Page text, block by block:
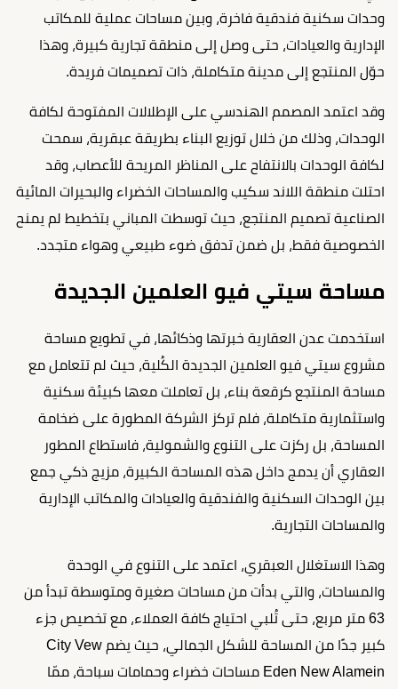
وحدات سكنية فندقية فاخرة، وبين مساحات عملية للمكاتب
الإدارية والعيادات، حتى وصل إلى منطقة تجارية كبيرة، وهذا
حوّل المنتجع إلى مدينة متكاملة، ذات تصميمات فريدة.
وقد اعتمد المصمم الهندسي على الإطلالات المفتوحة لكافة
الوحدات، وذلك من خلال توزيع البناء بطريقة عبقرية، سمحت
لكافة الوحدات بالانتفاح على المناظر المريحة للأعصاب، وقد
احتلت منطقة اللاند سكيب والمساحات الخضراء والبحيرات المائية
الصناعية تصميم المنتجع، حيث توسطت المباني بتخطيط لم يمنح
الخصوصية فقط، بل ضمن تدفق ضوء طبيعي وهواء متجدد.
مساحة سيتي فيو العلمين الجديدة
استخدمت عدن العقارية خبرتها وذكائها، في تطويع مساحة
مشروع سيتي فيو العلمين الجديدة الكُلية، حيث لم تتعامل مع
مساحة المنتجع كرقعة بناء، بل تعاملت معها كبيئة سكنية
واستثمارية متكاملة، فلم تركز الشركة المطورة على ضخامة
المساحة، بل ركزت على التنوع والشمولية، فاستطاع المطور
العقاري أن يدمج داخل هذه المساحة الكبيرة، مزيج ذكي جمع
بين الوحدات السكنية والفندقية والعيادات والمكاتب الإدارية
والمساحات التجارية.
وهذا الاستغلال العبقري، اعتمد على التنوع في الوحدة
والمساحات، والتي بدأت من مساحات صغيرة ومتوسطة تبدأ من
63 متر مربع، حتى تُلبي احتياج كافة العملاء، مع تخصيص جزء
كبير جدًا من المساحة للشكل الجمالي، حيث يضم City Vew
Eden New Alamein مساحات خضراء وحمامات سباحة، ممّا